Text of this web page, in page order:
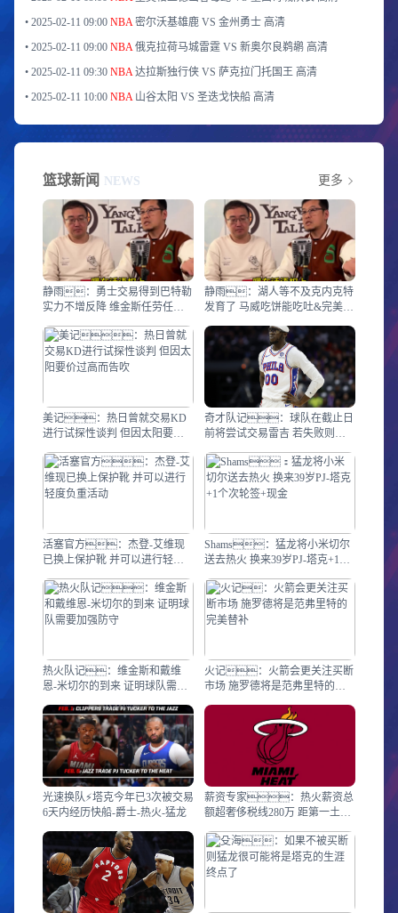
• 2025-02-11 09:00 NBA 密尔沃基雄鹿 VS 金州勇士 高清
• 2025-02-11 09:00 NBA 俄克拉荷马城雷霆 VS 新奥尔良鹈鹕 高清
• 2025-02-11 09:30 NBA 达拉斯独行侠 VS 萨克拉门托国王 高清
• 2025-02-11 10:00 NBA 山谷太阳 VS 圣迭戈快船 高清
篮球新闻 NEWS 更多
静雨：勇士交易得到巴特勒
实力不增反降 维金斯任劳任怨
静雨：湖人等不及克内克特
发育了 马威吃饼能吃吐&完美顶
美记：热日曾就交易KD
进行试探性谈判 但因太阳要价
奇才队记：球队在截止日
前将尝试交易雷吉 若失败则可
活塞官方：杰登-艾维现
已换上保护靴 并可以进行轻度
Shams：猛龙将小米切尔
送去热火 换来39岁PJ-塔克+1个
热火队记：维金斯和戴维
恩-米切尔的到来 证明球队需要
火记：火箭会更关注买断
市场 施罗德将是范弗里特的完
光速换队⚡️塔克今年已3次被交易
6天内经历快船-爵士-热火-猛龙
薪资专家：热火薪资总
额超奢侈税线280万 距第一土豪